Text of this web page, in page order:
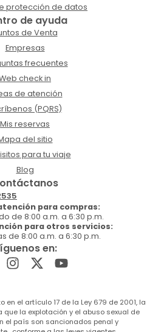
protección de datos
de ayuda
de Venta
Empresas
frecuentes
check in
de atención
(PQRS)
Mis reservas
del sitio
para tu viaje
Blog
para compras:
de 8:00 a.m. a 6:30 p.m.
para otros servicios:
de 8:00 a.m. a 6:30 p.m.
en:
en el artículo 17 de la Ley 679 de 2001, la
la explotación y el abuso sexual de
el país son sancionados penal y